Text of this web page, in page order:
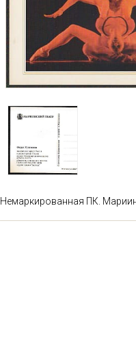
Немаркированная ПК.